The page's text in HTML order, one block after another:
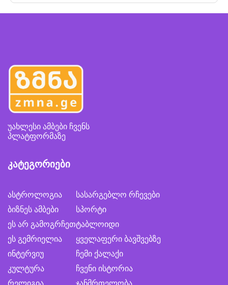
უახლესი ამბები ჩვენს
პლატფორმაზე
კატეგორიები
ასტროლოგია
ბიზნეს ამბები
ეს არ გამოგრჩეთ
ეს გემრიელია
ინტერვიუ
კულტურა
სასარგებლო რჩევები
სპორტი
ტაბლოიდი
ყველაფერი ბავშვებზე
ჩემი ქალაქი
ჩვენი ისტორია